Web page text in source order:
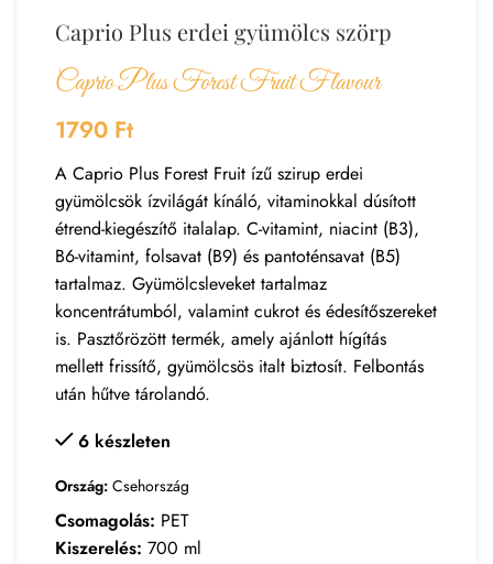
Caprio Plus erdei gyümölcs szörp
Caprio Plus Forest Fruit Flavour
1790 Ft
A Caprio Plus Forest Fruit ízű szirup erdei
gyümölcsök ízvilágát kínáló, vitaminokkal dúsított
étrend-kiegészítő italalap. C-vitamint, niacint (B3),
B6-vitamint, folsavat (B9) és pantoténsavat (B5)
tartalmaz. Gyümölcsleveket tartalmaz
koncentrátumból, valamint cukrot és édesítőszereket
is. Pasztőrözött termék, amely ajánlott hígítás
mellett frissítő, gyümölcsös italt biztosít. Felbontás
után hűtve tárolandó.
6 készleten
Ország: Csehország
Csomagolás: PET
Kiszerelés: 700 ml